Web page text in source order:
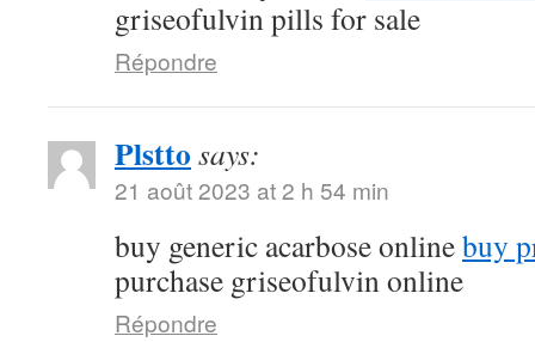
griseofulvin pills for sale
Répondre
Plstto says:
21 août 2023 at 2 h 54 min
buy generic acarbose onlinebuy
purchase griseofulvin online
Répondre